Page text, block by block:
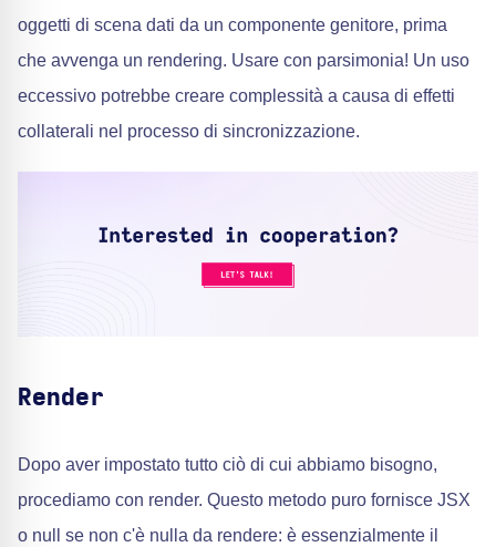
oggetti di scena dati da un componente genitore, prima
che avvenga un rendering. Usare con parsimonia! Un uso
eccessivo potrebbe creare complessità a causa di effetti
collaterali nel processo di sincronizzazione.
Render
Dopo aver impostato tutto ciò di cui abbiamo bisogno,
procediamo con render. Questo metodo puro fornisce JSX
o null se non c'è nulla da rendere: è essenzialmente il